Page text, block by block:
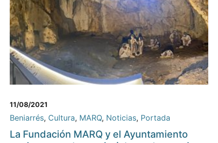
11/08/2021
Beniarrés, Cultura, MARQ, Noticias, Portada
La Fundación MARQ y el Ayuntamiento